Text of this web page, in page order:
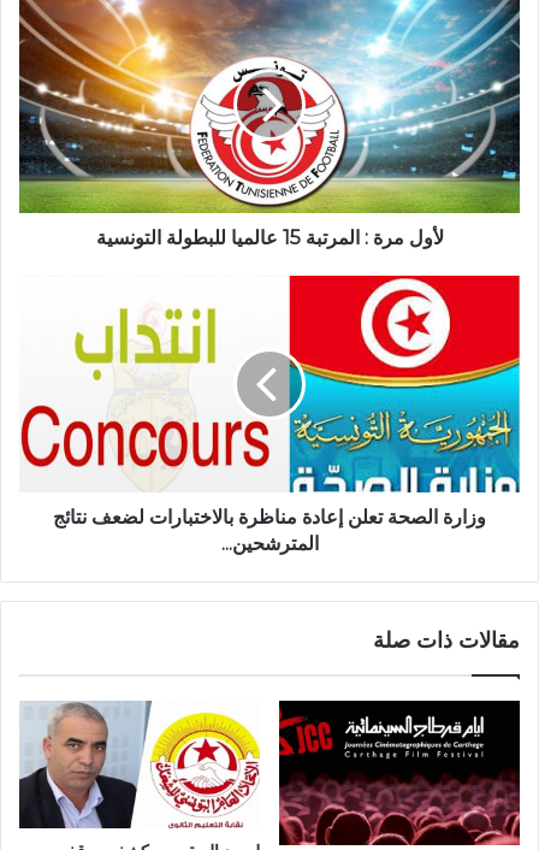
لأول مرة : المرتبة 15 عالميا للبطولة التونسية
وزارة الصحة تعلن إعادة مناظرة بالاختبارات لضعف نتائج
المترشحين...
مقالات ذات صلة